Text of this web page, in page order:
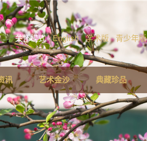
关怀模式 English 学术版 青少年版
讯 艺术金沙 典藏珍品